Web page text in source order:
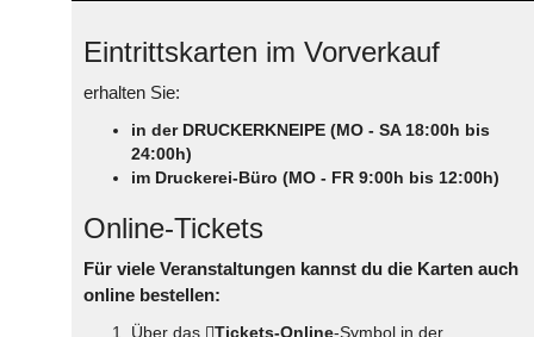
Eintrittskarten im Vorverkauf
erhalten Sie:
in der DRUCKERKNEIPE (MO - SA 18:00h bis
24:00h)
im Druckerei-Büro (MO - FR 9:00h bis 12:00h)
Online-Tickets
Für viele Veranstaltungen kannst du die Karten auch
online bestellen:
Über das Tickets-Online-Symbol in der